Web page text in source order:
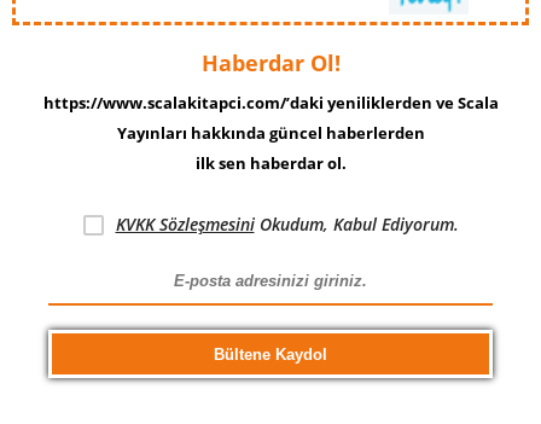
Haberdar Ol!
https://www.scalakitapci.com/’daki yeniliklerden ve Scala
Yayınları hakkında güncel haberlerden
ilk sen haberdar ol.
KVKK SözleşmesiniOkudum, Kabul Ediyorum.